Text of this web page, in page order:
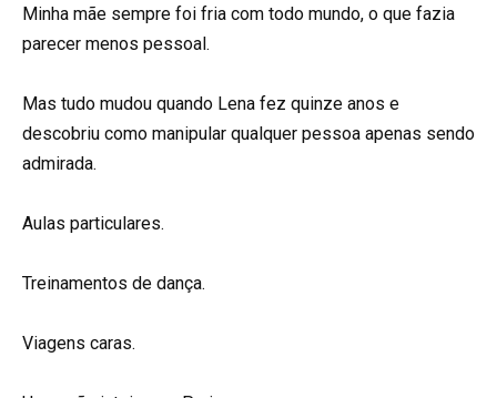
Minha mãe sempre foi fria com todo mundo, o que fazia
parecer menos pessoal.
Mas tudo mudou quando Lena fez quinze anos e
descobriu como manipular qualquer pessoa apenas sendo
admirada.
Aulas particulares.
Treinamentos de dança.
Viagens caras.